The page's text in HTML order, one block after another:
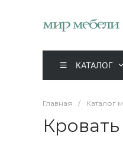
КАТАЛОГ
Главная / Каталог